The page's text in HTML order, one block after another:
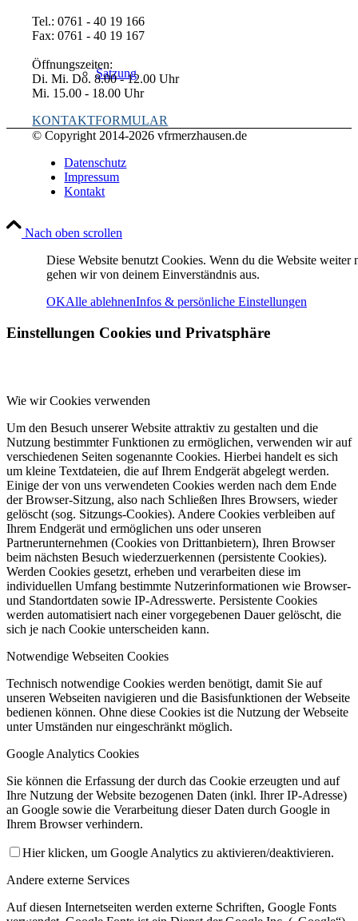
Satzung
Aktuelles
Abteilungsleitung
Mannschaften
Tel.: 0761 - 40 19 166
Fax: 0761 - 40 19 167
Öffnungszeiten:
Di. Mi. Do. 8.00 - 12.00 Uhr
Mi. 15.00 - 18.00 Uhr
KONTAKTFORMULAR
© Copyright 2014-2026 vfrmerzhausen.de
Datenschutz
Impressum
Kontakt
Nach oben scrollen
Diese Website benutzt Cookies. Wenn du die Website weiter
gehen wir von deinem Einverständnis aus.
OKAlle ablehnenInfos & persönliche Einstellungen
Einstellungen Cookies und Privatsphäre
Wie wir Cookies verwenden
Um den Besuch unserer Website attraktiv zu gestalten und die
Nutzung bestimmter Funktionen zu ermöglichen, verwenden wir auf
verschiedenen Seiten sogenannte Cookies. Hierbei handelt es sich
um kleine Textdateien, die auf Ihrem Endgerät abgelegt werden.
Einige der von uns verwendeten Cookies werden nach dem Ende
der Browser-Sitzung, also nach Schließen Ihres Browsers, wieder
gelöscht (sog. Sitzungs-Cookies). Andere Cookies verbleiben auf
Ihrem Endgerät und ermöglichen uns oder unseren
Partnerunternehmen (Cookies von Drittanbietern), Ihren Browser
beim nächsten Besuch wiederzuerkennen (persistente Cookies).
Werden Cookies gesetzt, erheben und verarbeiten diese im
individuellen Umfang bestimmte Nutzerinformationen wie Browser-
und Standortdaten sowie IP-Adresswerte. Persistente Cookies
werden automatisiert nach einer vorgegebenen Dauer gelöscht, die
sich je nach Cookie unterscheiden kann.
Notwendige Webseiten Cookies
Technisch notwendige Cookies werden benötigt, damit Sie auf
unseren Webseiten navigieren und die Basisfunktionen der Webseite
bedienen können. Ohne diese Cookies ist die Nutzung der Webseite
unter Umständen nur eingeschränkt möglich.
Google Analytics Cookies
Sie können die Erfassung der durch das Cookie erzeugten und auf
Ihre Nutzung der Website bezogenen Daten (inkl. Ihrer IP-Adresse)
an Google sowie die Verarbeitung dieser Daten durch Google in
Ihrem Browser verhindern.
Hier klicken, um Google Analytics zu aktivieren/deaktivieren.
Andere externe Services
Auf diesen Internetseiten werden externe Schriften, Google Fonts